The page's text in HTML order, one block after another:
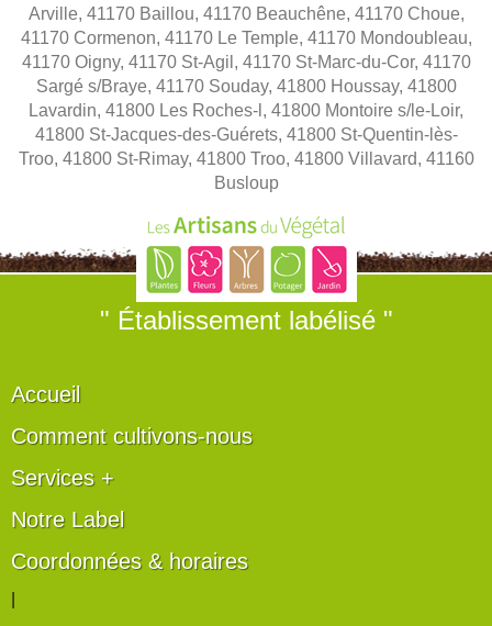
Arville, 41170 Baillou, 41170 Beauchêne, 41170 Choue,
41170 Cormenon, 41170 Le Temple, 41170 Mondoubleau,
41170 Oigny, 41170 St-Agil, 41170 St-Marc-du-Cor, 41170
Sargé s/Braye, 41170 Souday, 41800 Houssay, 41800
Lavardin, 41800 Les Roches-l, 41800 Montoire s/le-Loir,
41800 St-Jacques-des-Guérets, 41800 St-Quentin-lès-
Troo, 41800 St-Rimay, 41800 Troo, 41800 Villavard, 41160
Busloup
" Établissement labélisé "
Accueil
Comment cultivons-nous
Services +
Notre Label
Coordonnées & horaires